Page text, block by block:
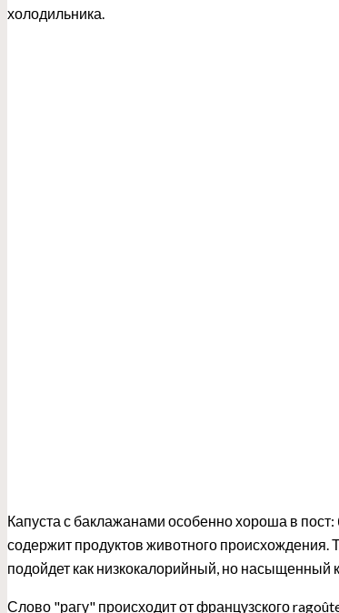
холодильника.
Капуста с баклажанами особенно хороша в
содержит продуктов животного происхождения.
подойдет как низкокалорийный, но насыщенный
Слово "рагу" происходит от французского